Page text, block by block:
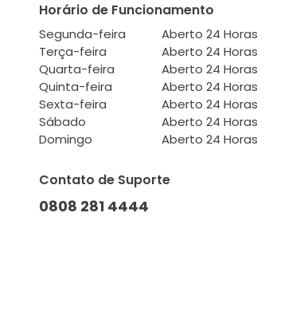
Horário de Funcionamento
Segunda-feira
Aberto 24 Horas
Terça-feira
Aberto 24 Horas
Quarta-feira
Aberto 24 Horas
Quinta-feira
Aberto 24 Horas
Sexta-feira
Aberto 24 Horas
Sábado
Aberto 24 Horas
Domingo
Aberto 24 Horas
Contato de Suporte
0808 281 4444